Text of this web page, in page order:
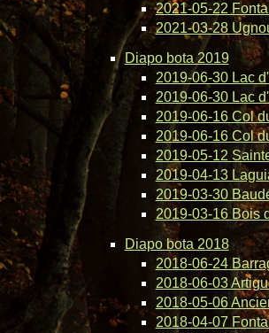
2021-05-22
2021-03-28
Diapo bota 2019
2019-06-30 Lac
2019-06-30 Lac
2019-06-16 Col
2019-06-16 Col
2019-05-12
2019-04-13
2019-03-30
2019-03-16 Bois
Diapo bota 2018
2018-06-24
2018-06-03
2018-05-06
2018-04-07